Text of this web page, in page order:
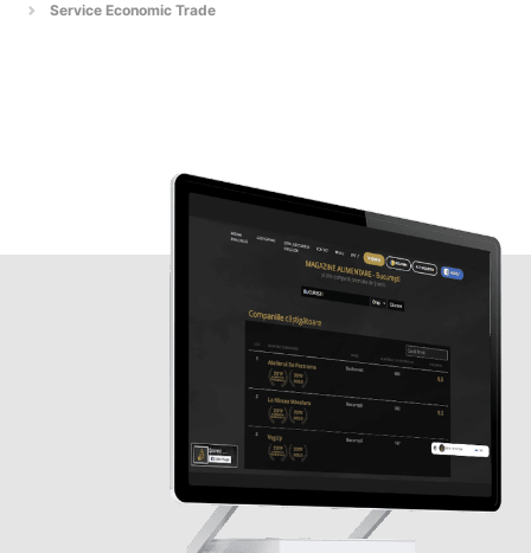
Service Economic Trade